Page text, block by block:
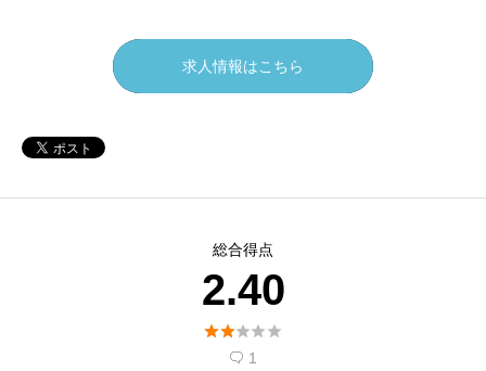
求人情報はこちら
総合得点
2.40

 1